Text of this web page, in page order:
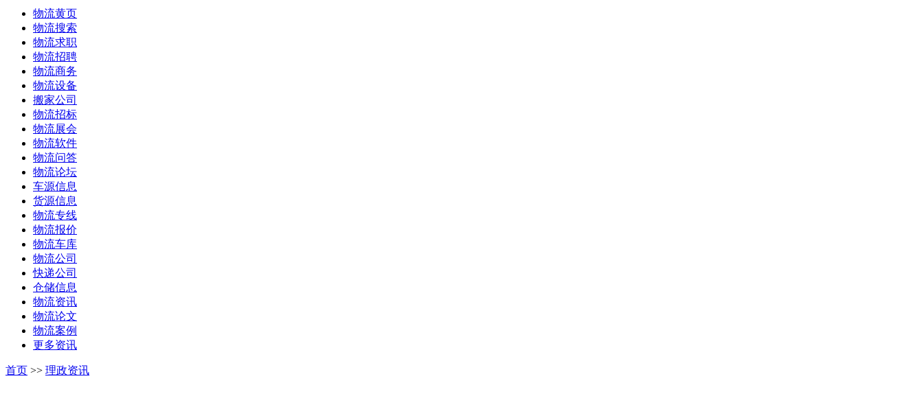
物流黄页
物流搜索
物流求职
物流招聘
物流商务
物流设备
搬家公司
物流招标
物流展会
物流软件
物流问答
物流论坛
车源信息
货源信息
物流专线
物流报价
物流车库
物流公司
快递公司
仓储信息
物流资讯
物流论文
物流案例
更多资讯
首页 >> 理政资讯